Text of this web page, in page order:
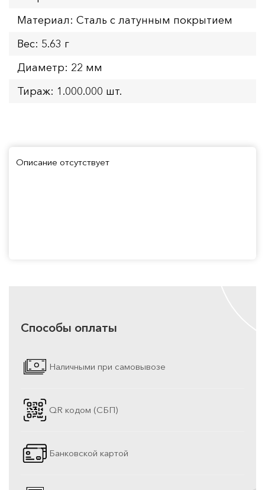
Материал: Сталь с латунным покрытием
Вес: 5.63 г
Диаметр: 22 мм
Тираж: 1.000.000 шт.
Описание отсутствует
Способы оплаты
Наличными при самовывозе
QR кодом (СБП)
Банковской картой